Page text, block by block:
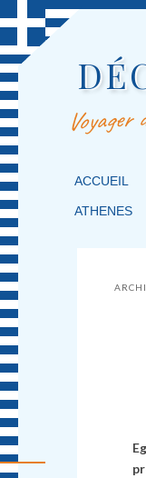
MENU
ACCUEIL
ATHENES